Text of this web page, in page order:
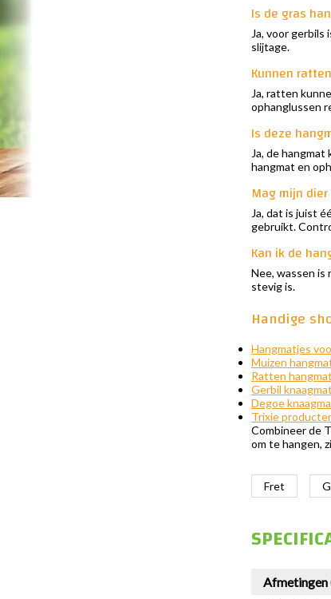
Is de gras
Ja, voor gerbils
slijtage.
Kunnen
Ja, ratten
ophanglussen
Is deze
Ja, de
hangmat en
Mag mijn
Ja, dat is juist
gebruikt.
Kan ik de
Nee, wassen is
stevig is.
Handige
Hangmatjes
Muizen
Ratten
Gerbil
Degoe
Trixie
Combineer de
om te hangen,
Fret
Afmetingen